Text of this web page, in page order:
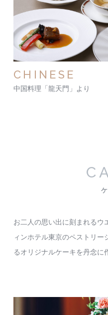
CHINESE
中国料理「龍天門」より
お二人の思い出に刻まれるウ
ィンホテル東京のペストリー
るオリジナルケーキを丹念に